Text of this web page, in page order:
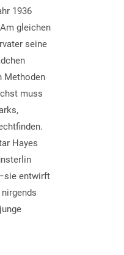
1936
gleichen
seine
Methoden
muss
Hayes
entwirft